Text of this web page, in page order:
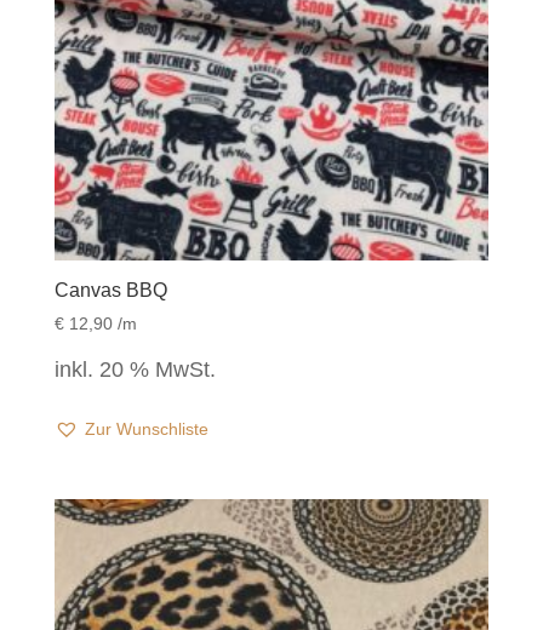
Canvas BBQ
€12,90/m
inkl. 20 % MwSt.
Zur Wunschliste